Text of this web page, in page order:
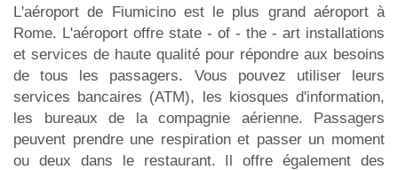
L'aéroport de Fiumicino est le plus grand aéroport à
Rome. L'aéroport offre state - of - the - art installations
et services de haute qualité pour répondre aux besoins
de tous les passagers. Vous pouvez utiliser leurs
services bancaires (ATM), les kiosques d'information,
les bureaux de la compagnie aérienne. Passagers
peuvent prendre une respiration et passer un moment
ou deux dans le restaurant. Il offre également des